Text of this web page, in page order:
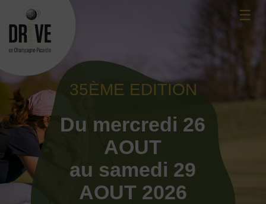
content
☰
35ÈME EDITION
Du mercredi 26
AOUT
au samedi 29
AOUT 2026